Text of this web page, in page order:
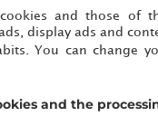
and those of
display ads and
You can change
and the